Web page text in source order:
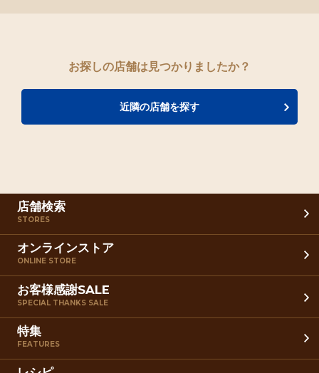
お探しの店舗は見つかりましたか？
近隣の店舗を探す
店舗検索
STORES
オンラインストア
ONLINE STORE
お客様感謝SALE
SPECIAL THANKS SALE
特集
FEATURES